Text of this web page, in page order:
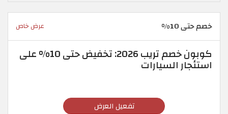
خصم حتى 10% عرض خاص
كوبون خصم تريب 2026: تخفيض حتى 10% على
استئجار السيارات
تفعيل العرض